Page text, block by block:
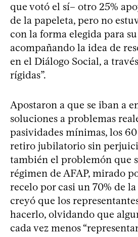
que votó el sí– otro 25%
de la papeleta, pero no
con la forma elegida para
acompañando la idea de
en el Diálogo Social, a
rígidas”.
Apostaron a que se iban a
soluciones a problemas
pasividades mínimas, los
retiro jubilatorio sin
también el problemón que
régimen de AFAP, mirado
recelo por casi un 70% de
creyó que los
hacerlo, olvidando que
cada vez menos